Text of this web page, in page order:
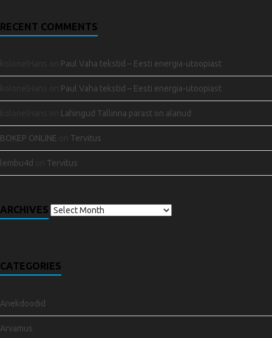
RECENT COMMENTS
Paul Vaha tekstid – Eesti energia-utoopiast
Paul Vaha tekstid – Eesti energia-utoopiast
Lahingud Tallinna pärast on alanud
BOKEP ONLINE Tervitus
lembu4d Tervitus
ARCHIVES
CATEGORIES
Anekdoodid
Arvamus